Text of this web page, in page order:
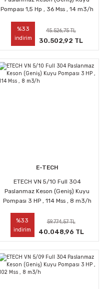
Pompası 1,5 Hp , 36 Mss , 14 m3/h
%33
indirim
45.526,75 TL
30.502,92 TL
E-TECH
ETECH VN 5/10 Full 304
Paslanmaz Keson (Geniş) Kuyu
Pompası 3 HP , 114 Mss , 8 m3/h
%33
indirim
59.774,57 TL
40.048,96 TL